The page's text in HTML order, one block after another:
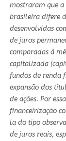
mostraram que
brasileira difere
desenvolvidas
de juros
comparadas à
capitalizada
fundos de renda
expansão dos
de ações. Por
financeirização
la do tipo
de juros reais,